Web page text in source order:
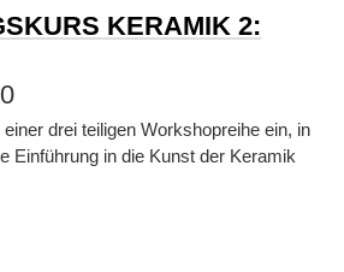
KERAMIK 2:
drei teiligen Workshopreihe ein, in
Einführung in die Kunst der Keramik